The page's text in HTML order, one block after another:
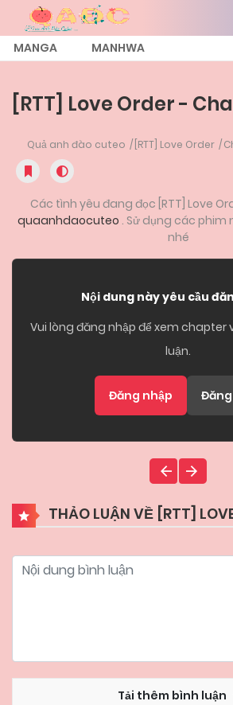
MANGA MANHWA
[RTT] Love Order -
Quả anh đào cuteo [RTT] Love Order
Các tình yêu đang đọc [RTT] Love
quaanhdaocuteo . Sử dụng các
nhé
Nội dung này yêu cầu
Vui lòng đăng nhập để xem
luận.
Đăng nhập
THẢO LUẬN VỀ [RTT]
Tải thêm bình luận